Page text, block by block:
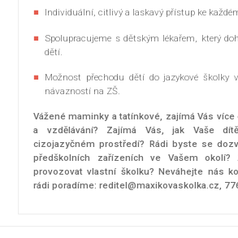
Individuální, citlivý a laskavý přístup ke
Spolupracujeme s dětským lékařem, který
dětí.
Možnost přechodu dětí do jazykové školky
návazností na ZŠ.
Vážené maminky a tatínkové, zajímá Vás
a vzdělávání? Zajímá Vás, jak Vaše
cizojazyčném prostředí? Rádi byste se
předškolních zařízeních ve Vašem okolí?
provozovat vlastní školku? Neváhejte nás
rádi poradíme: reditel@maxikovaskolka.cz,